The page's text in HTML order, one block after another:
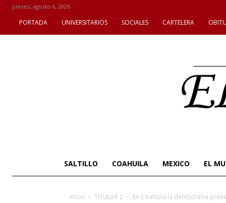
jueves, agosto 6, 2026
PORTADA UNIVERSITARIOS SOCIALES CARTELERA
SALTILLO COAHUILA MEXICO EL
Inicio TITULAR 2 En Coahuila la democracia